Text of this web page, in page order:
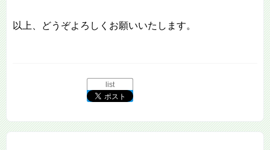
以上、どうぞよろしくお願いいたします。
list